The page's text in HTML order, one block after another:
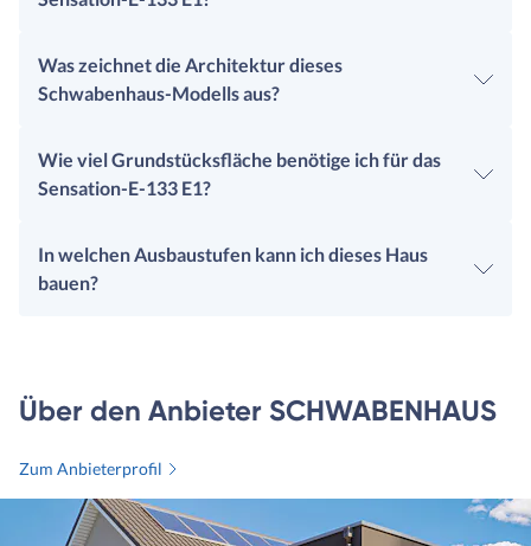
Was zeichnet die Architektur dieses
Schwabenhaus-Modells aus?
Wie viel Grundstücksfläche benötige ich für das
Sensation-E-133 E1?
In welchen Ausbaustufen kann ich dieses Haus
bauen?
Über den Anbieter SCHWABENHAUS
Zum Anbieterprofil